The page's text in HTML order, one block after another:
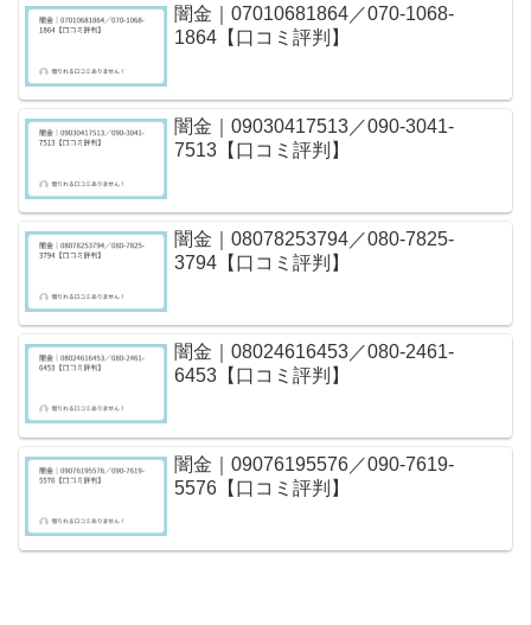
闇金｜07010681864／070-1068-
1864【口コミ評判】
闇金｜09030417513／090-3041-
7513【口コミ評判】
闇金｜08078253794／080-7825-
3794【口コミ評判】
闇金｜08024616453／080-2461-
6453【口コミ評判】
闇金｜09076195576／090-7619-
5576【口コミ評判】